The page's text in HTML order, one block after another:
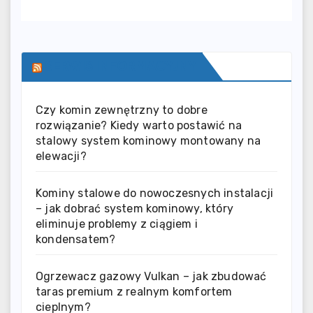
Czy komin zewnętrzny to dobre
rozwiązanie? Kiedy warto postawić na
stalowy system kominowy montowany na
elewacji?
Kominy stalowe do nowoczesnych instalacji
– jak dobrać system kominowy, który
eliminuje problemy z ciągiem i
kondensatem?
Ogrzewacz gazowy Vulkan – jak zbudować
taras premium z realnym komfortem
cieplnym?